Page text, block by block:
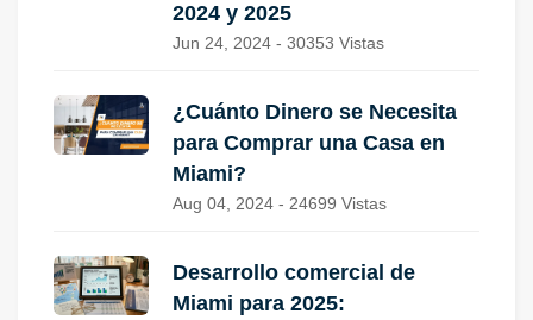
2024 y 2025
Jun 24, 2024 - 30353 Vistas
¿Cuánto Dinero se Necesita
para Comprar una Casa en
Miami?
Aug 04, 2024 - 24699 Vistas
Desarrollo comercial de
Miami para 2025: